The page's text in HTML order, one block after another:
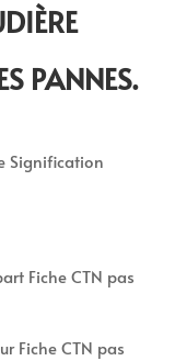
PANNES.
Signification
Fiche CTN pas
Fiche CTN pas